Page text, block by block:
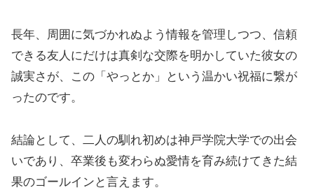
長年、周囲に気づかれぬよう情報を管理しつつ、信頼
できる友人にだけは真剣な交際を明かしていた彼女の
誠実さが、この「やっとか」という温かい祝福に繋が
ったのです。
結論として、二人の馴れ初めは神戸学院大学での出会
いであり、卒業後も変わらぬ愛情を育み続けてきた結
果のゴールインと言えます。